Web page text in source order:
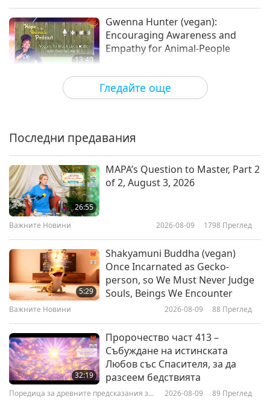
Гледайте още
13:40
Gwenna Hunter (vegan):
Encouraging Awareness and
Empathy for Animal-People
Добри хора, Добри дела 2022-11-14 4302
13:39
Simon (vegan)
John Cox: Provider of Wheelchairs
Stéphane Lamart (vegetarian):
Defender of Animal-people, Part
1 of 2
12:01
Dr. Aysha Akhtar (vegan): Leader
in Animal-person Rights and
Neurology, Part 1 of 2
Последни предавания
26:55
MAPA’s Question to Master, Part 2
of 2, August 3, 2026
Важните Новини 2026-08-09 1798 Преглед
5:29
Shakyamuni Buddha (vegan)
Once Incarnated as Gecko-
person, so We Must Never Judge
Souls, Beings We Encounter
Важните Новини 2026-08-09 88 Преглед
32:19
Пророчество част 413 –
Събуждане на истинската
Любов със Спасителя, за да
разсеем бедствията
Поредица за древните предсказания за
2026-08-09 89 Преглед